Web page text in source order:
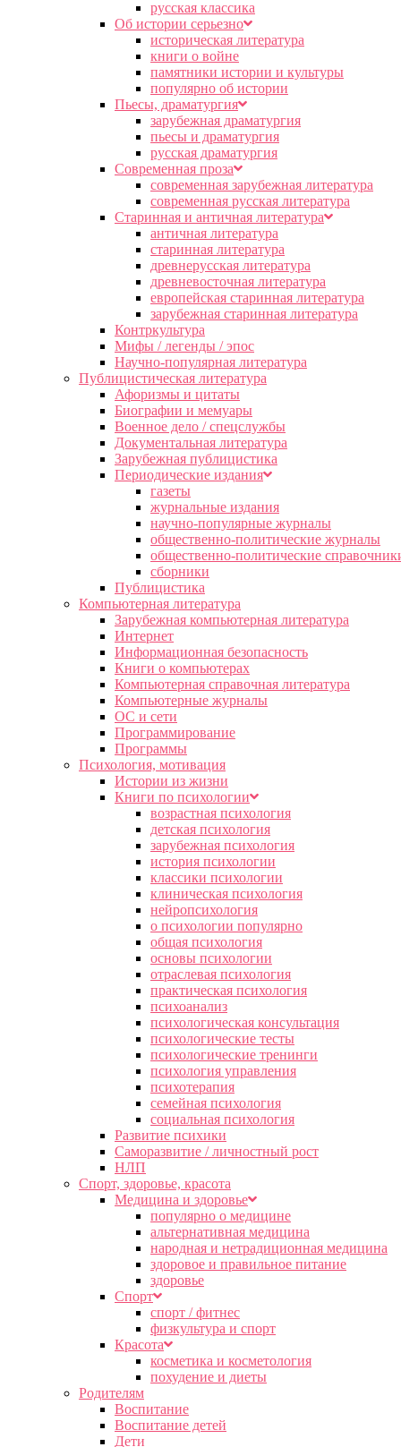
русская классика
Об истории серьезно
историческая литература
книги о войне
памятники истории и культуры
популярно об истории
Пьесы, драматургия
зарубежная драматургия
пьесы и драматургия
русская драматургия
Современная проза
современная зарубежная литература
современная русская литература
Старинная и античная литература
античная литература
старинная литература
древнерусская литература
древневосточная литература
европейская старинная литература
зарубежная старинная литература
Контркультура
Мифы / легенды / эпос
Научно-популярная литература
Публицистическая литература
Афоризмы и цитаты
Биографии и мемуары
Военное дело / спецслужбы
Документальная литература
Зарубежная публицистика
Периодические издания
газеты
журнальные издания
научно-популярные журналы
общественно-политические журналы
общественно-политические
сборники
Публицистика
Компьютерная литература
Зарубежная компьютерная литература
Интернет
Информационная безопасность
Книги о компьютерах
Компьютерная справочная литература
Компьютерные журналы
ОС и сети
Программирование
Программы
Психология, мотивация
Истории из жизни
Книги по психологии
возрастная психология
детская психология
зарубежная психология
история психологии
классики психологии
клиническая психология
нейропсихология
о психологии популярно
общая психология
основы психологии
отраслевая психология
практическая психология
психоанализ
психологическая консультация
психологические тесты
психологические тренинги
психология управления
психотерапия
семейная психология
социальная психология
Развитие психики
Саморазвитие / личностный рост
НЛП
Спорт, здоровье, красота
Медицина и здоровье
популярно о медицине
альтернативная медицина
народная и нетрадиционная медицина
здоровое и правильное питание
здоровье
Спорт
спорт / фитнес
физкультура и спорт
Красота
косметика и косметология
похудение и диеты
Родителям
Воспитание
Воспитание детей
Дети